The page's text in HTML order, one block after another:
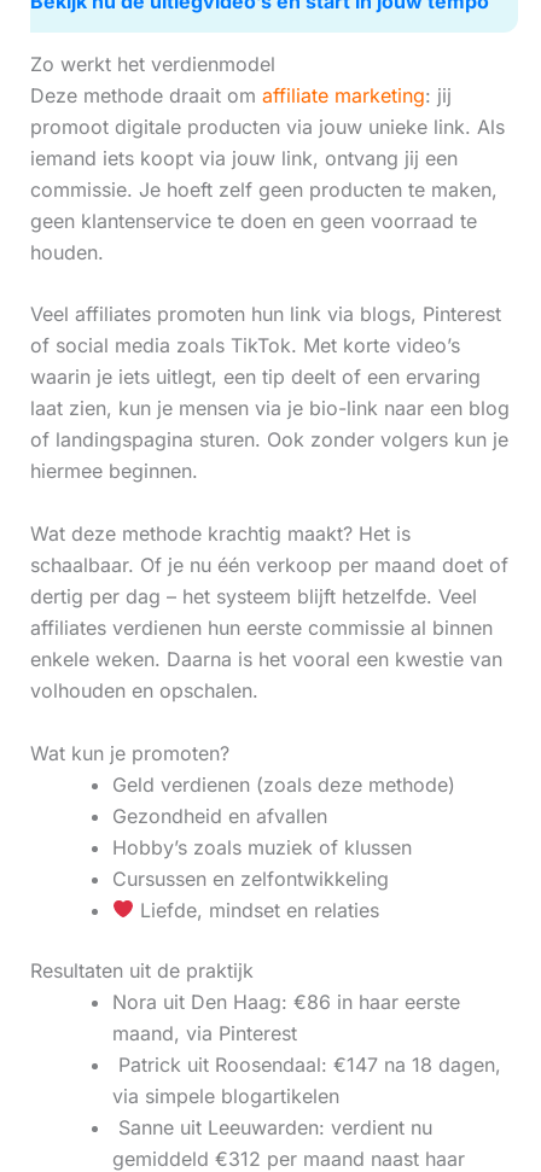
Zo werkt het verdienmodel
Deze methode draait om affiliate marketing: jij
promoot digitale producten via jouw unieke link. Als
iemand iets koopt via jouw link, ontvang jij een
commissie. Je hoeft zelf geen producten te maken,
geen klantenservice te doen en geen voorraad te
houden.
Veel affiliates promoten hun link via blogs, Pinterest
of social media zoals TikTok. Met korte video’s
waarin je iets uitlegt, een tip deelt of een ervaring
laat zien, kun je mensen via je bio-link naar een blog
of landingspagina sturen. Ook zonder volgers kun je
hiermee beginnen.
Wat deze methode krachtig maakt? Het is
schaalbaar. Of je nu één verkoop per maand doet of
dertig per dag – het systeem blijft hetzelfde. Veel
affiliates verdienen hun eerste commissie al binnen
enkele weken. Daarna is het vooral een kwestie van
volhouden en opschalen.
Wat kun je promoten?
Geld verdienen (zoals deze methode)
Gezondheid en afvallen
Hobby’s zoals muziek of klussen
Cursussen en zelfontwikkeling
Liefde, mindset en relaties
Resultaten uit de praktijk
Nora uit Den Haag: €86 in haar eerste
maand, via Pinterest
‍ Patrick uit Roosendaal: €147 na 18 dagen,
via simpele blogartikelen
‍ Sanne uit Leeuwarden: verdient nu
gemiddeld €312 per maand naast haar